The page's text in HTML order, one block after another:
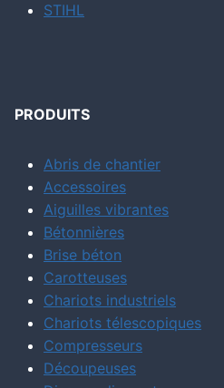
STIHL
PRODUITS
Abris de chantier
Accessoires
Aiguilles vibrantes
Bétonnières
Brise béton
Carotteuses
Chariots industriels
Chariots télescopiques
Compresseurs
Découpeuses